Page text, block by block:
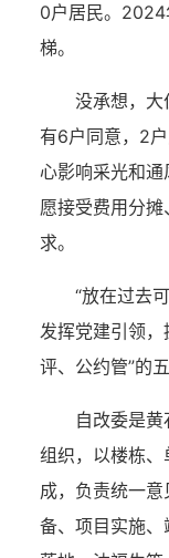
0户居民。2024
梯。
没承想，大
有6户同意，2
心影响采光和
愿接受费用分
求。
“放在过去
发挥党建引领，
评、公约管”的
自改委是
组织，以楼栋、
成，负责统一
备、项目实施、